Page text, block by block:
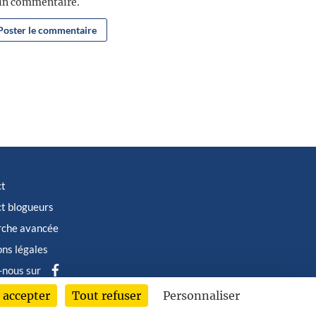
blogueurs
avancée
légales
sur
© Albin Michel Imaginaire - Tous droits réservés
Tout refuser Personnaliser